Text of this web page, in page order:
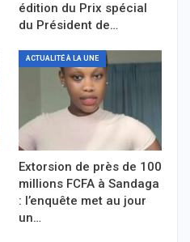
édition du Prix spécial
du Président de…
ACTUALITÉ À LA UNE
Extorsion de près de 100
millions FCFA à Sandaga
: l’enquête met au jour
un…